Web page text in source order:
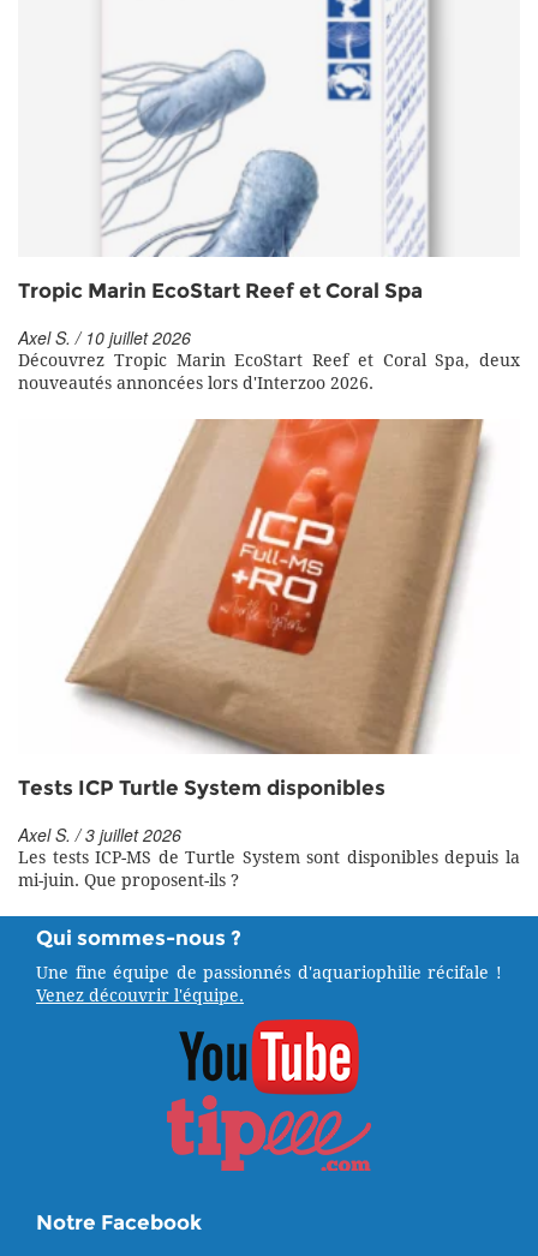
Tropic Marin EcoStart Reef et Coral Spa
Axel S. / 10 juillet 2026
Découvrez Tropic Marin EcoStart Reef et Coral Spa, deux
nouveautés annoncées lors d'Interzoo 2026.
Tests ICP Turtle System disponibles
Axel S. / 3 juillet 2026
Les tests ICP-MS de Turtle System sont disponibles depuis la
mi-juin. Que proposent-ils ?
Qui sommes-nous ?
Une fine équipe de passionnés d'aquariophilie récifale !
Venez découvrir l'équipe.
Notre Facebook